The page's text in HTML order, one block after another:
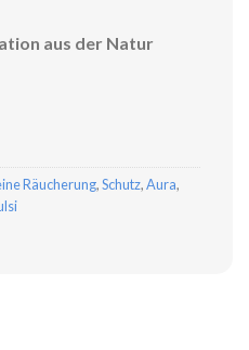
aus der Natur
Räucherung,Schutz,Aura,